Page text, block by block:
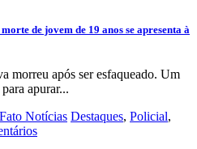
de jovem de 19 anos se apresenta à
morreu após ser esfaqueado. Um
apurar...
Notícias Destaques, Policial,